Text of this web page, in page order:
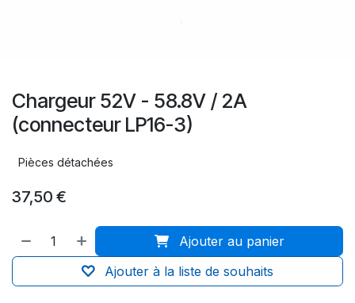
Chargeur 52V - 58.8V / 2A
(connecteur LP16-3)
Pièces détachées
37,50 €
Ajouter au panier
Ajouter à la liste de souhaits